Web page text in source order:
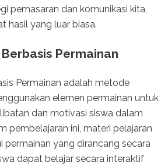
pemasaran dan komunikasi kita,
hasil yang luar biasa.
Permainan
Permainan adalah metode
elemen permainan untuk
dan motivasi siswa dalam
pembelajaran ini, materi pelajaran
permainan yang dirancang secara
dapat belajar secara interaktif